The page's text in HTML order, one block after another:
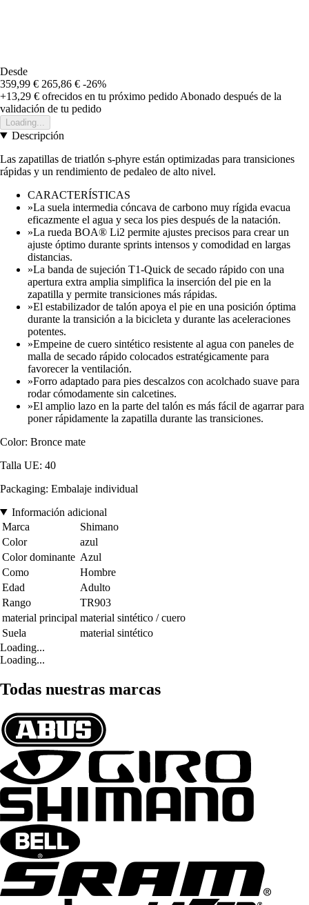
Desde
359,99 € 265,86 € -26%
+13,29 € ofrecidos en tu próximo pedido Abonado después de la
validación de tu pedido
Loading...
Descripción
Las zapatillas de triatlón s-phyre están optimizadas para transiciones
rápidas y un rendimiento de pedaleo de alto nivel.
CARACTERÍSTICAS
»La suela intermedia cóncava de carbono muy rígida evacua
eficazmente el agua y seca los pies después de la natación.
»La rueda BOA® Li2 permite ajustes precisos para crear un
ajuste óptimo durante sprints intensos y comodidad en largas
distancias.
»La banda de sujeción T1-Quick de secado rápido con una
apertura extra amplia simplifica la inserción del pie en la
zapatilla y permite transiciones más rápidas.
»El estabilizador de talón apoya el pie en una posición óptima
durante la transición a la bicicleta y durante las aceleraciones
potentes.
»Empeine de cuero sintético resistente al agua con paneles de
malla de secado rápido colocados estratégicamente para
favorecer la ventilación.
»Forro adaptado para pies descalzos con acolchado suave para
rodar cómodamente sin calcetines.
»El amplio lazo en la parte del talón es más fácil de agarrar para
poner rápidamente la zapatilla durante las transiciones.
Color: Bronce mate
Talla UE: 40
Packaging: Embalaje individual
Información adicional
Marca
Shimano
Color
azul
Color dominante Azul
Como
Hombre
Edad
Adulto
Rango
TR903
material principal material sintético / cuero
Suela
material sintético
Loading...
Loading...
Todas nuestras marcas